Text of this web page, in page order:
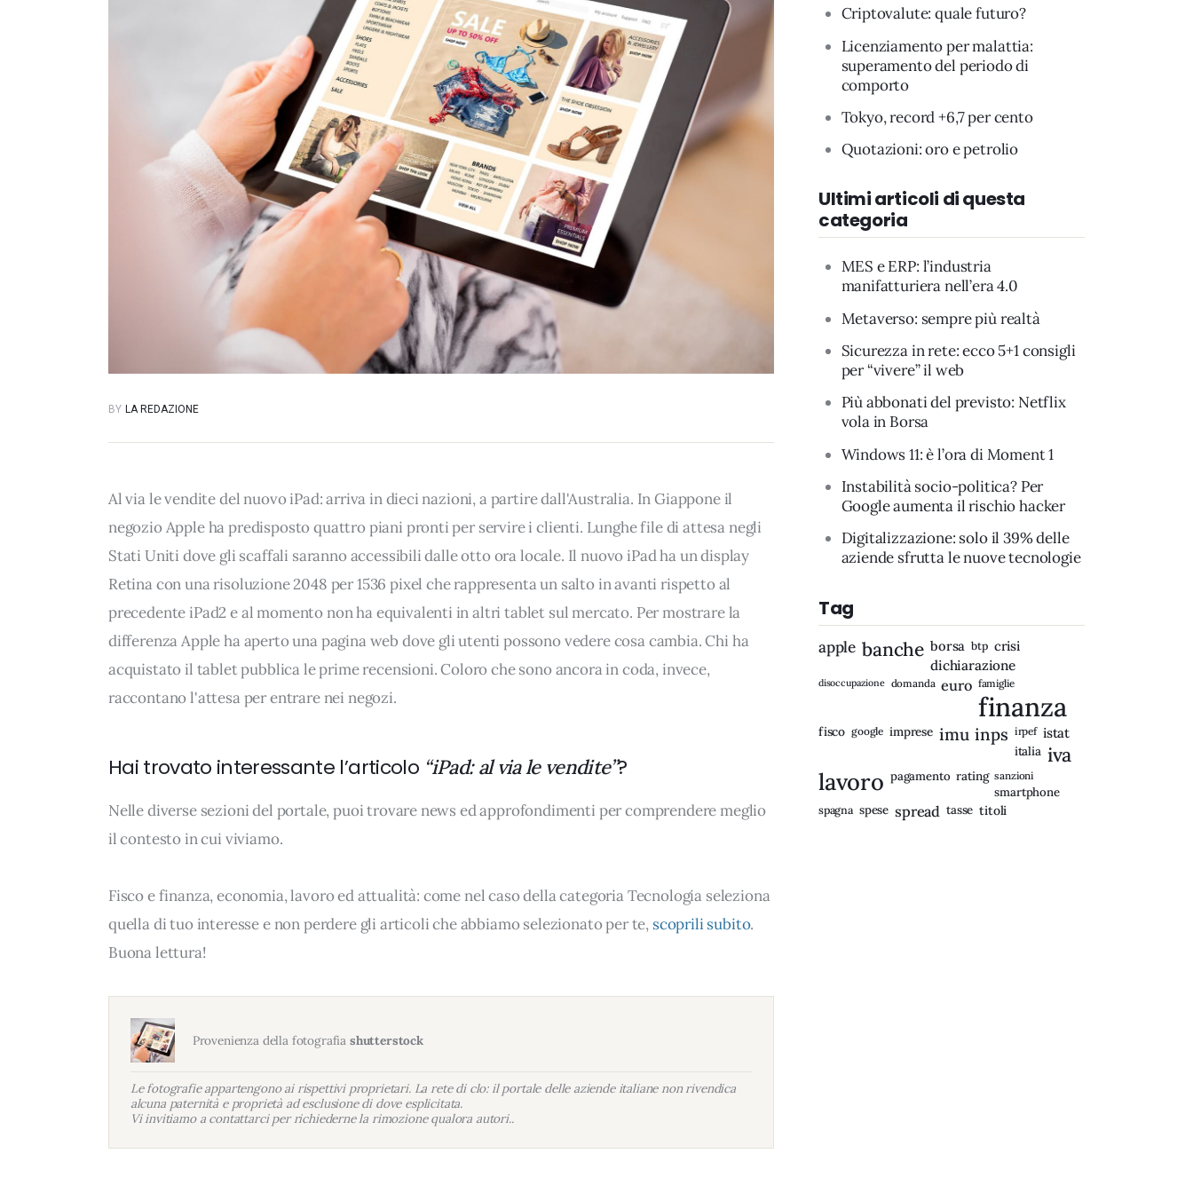
BY LA REDAZIONE
Al via le vendite del nuovo iPad: arriva in dieci nazioni, a partire dall'Australia. In Giappone il
negozio Apple ha predisposto quattro piani pronti per servire i clienti. Lunghe file di attesa negli
Stati Uniti dove gli scaffali saranno accessibili dalle otto ora locale. Il nuovo iPad ha un display
Retina con una risoluzione 2048 per 1536 pixel che rappresenta un salto in avanti rispetto al
precedente iPad2 e al momento non ha equivalenti in altri tablet sul mercato. Per mostrare la
differenza Apple ha aperto una pagina web dove gli utenti possono vedere cosa cambia. Chi ha
acquistato il tablet pubblica le prime recensioni. Coloro che sono ancora in coda, invece,
raccontano l'attesa per entrare nei negozi.
Hai trovato interessante l’articolo “iPad: al via le vendite”?
Nelle diverse sezioni del portale, puoi trovare news ed approfondimenti per comprendere meglio
il contesto in cui viviamo.
Fisco e finanza, economia, lavoro ed attualità: come nel caso della categoria Tecnologia seleziona
quella di tuo interesse e non perdere gli articoli che abbiamo selezionato per te, scoprili subito.
Buona lettura!
Provenienza della fotografia shutterstock
Le fotografie appartengono ai rispettivi proprietari. La rete di clo: il portale delle aziende italiane non rivendica
alcuna paternità e proprietà ad esclusione di dove esplicitata.
Vi invitiamo a contattarci per richiederne la rimozione qualora autori..
Criptovalute: quale futuro?
Licenziamento per malattia:
superamento del periodo di
comporto
Tokyo, record +6,7 per cento
Quotazioni: oro e petrolio
Ultimi articoli di questa
categoria
MES e ERP: l’industria
manifatturiera nell’era 4.0
Metaverso: sempre più realtà
Sicurezza in rete: ecco 5+1 consigli
per “vivere” il web
Più abbonati del previsto: Netflix
vola in Borsa
Windows 11: è l’ora di Moment 1
Instabilità socio-politica? Per
Google aumenta il rischio hacker
Digitalizzazione: solo il 39% delle
aziende sfrutta le nuove tecnologie
Tag
apple banche borsa btp crisi
dichiarazione
disoccupazione domanda euro famiglie
finanza
fisco google imprese imu inps irpef istat
italia iva
lavoro pagamento rating sanzioni
smartphone
spagna spese spread tasse titoli